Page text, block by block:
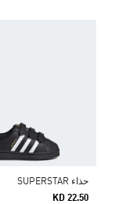
حذاء SUPERSTAR
KD 22.50